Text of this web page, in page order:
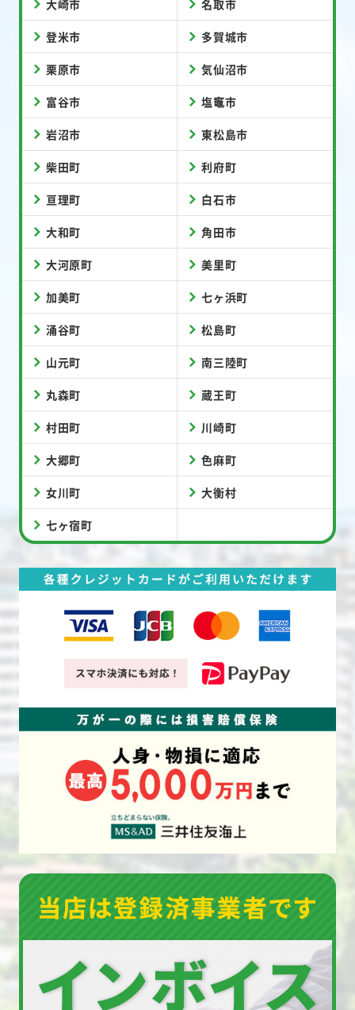
大崎市 名取市
登米市 多賀城市
栗原市 気仙沼市
富谷市 塩竈市
岩沼市 東松島市
柴田町 利府町
亘理町 白石市
大和町 角田市
大河原町 美里町
加美町 七ヶ浜町
涌谷町 松島町
山元町 南三陸町
丸森町 蔵王町
村田町 川崎町
大郷町 色麻町
女川町 大衡村
七ヶ宿町